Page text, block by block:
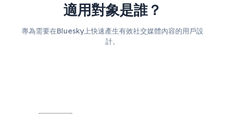
適用對象是誰？
專為需要在Bluesky上快速產生有效社交媒體內容的用戶設
計。